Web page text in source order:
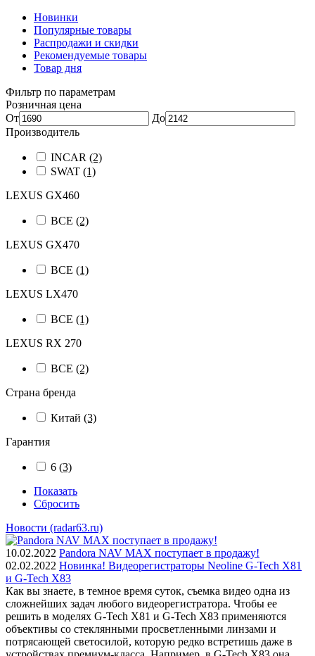
Новинки
Популярные товары
Распродажи и скидки
Рекомендуемые товары
Товар дня
Фильтр по параметрам
Розничная цена
От
До
Производитель
INCAR (2)
SWAT (1)
LEXUS GX460
ВСЕ (2)
LEXUS GX470
ВСЕ (1)
LEXUS LX470
ВСЕ (1)
LEXUS RX 270
ВСЕ (2)
Страна бренда
Китай (3)
Гарантия
6 (3)
Показать
Сбросить
Новости (radar63.ru)
10.02.2022 Pandora NAV MAX поступает в продажу!
02.02.2022 Новинка! Видеорегистраторы Neoline G-Tech X81
и G-Tech X83
Как вы знаете, в темное время суток, съемка видео одна из
сложнейших задач любого видеорегистратора. Чтобы ее
решить в моделях G-Tech X81 и G-Tech X83 применяются
объективы со стеклянными просветленными линзами и
потрясающей светосилой, которую редко встретишь даже в